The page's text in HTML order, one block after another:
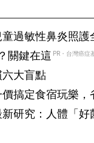
過敏性鼻炎照護
關鍵在這 PR・台灣癌症
大盲點
搞定食宿玩樂，
研究：人體「